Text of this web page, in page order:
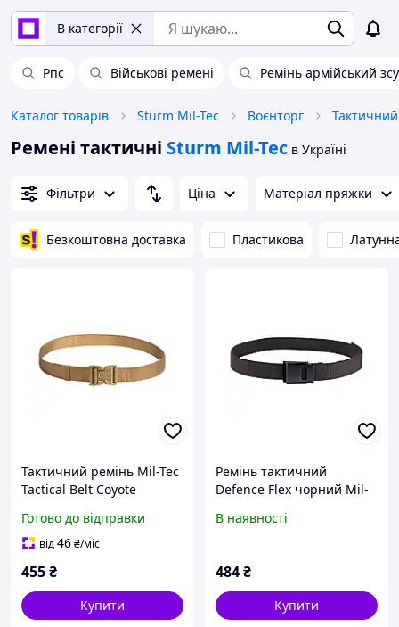
В категорії
Рпс Військові ремені Ремінь армійський зсу
Каталог товарів Sturm Mil-Tec Воєнторг Тактичний
Ремені тактичні Sturm Mil-Tec в Україні
Фільтри Ціна Матеріал пряжки
Безкоштовна доставка Пластикова
Тактичний ремінь Mil-Tec
Tactical Belt Coyote
Готово до відправки
від46₴/міс
455₴
Купити
Ремінь тактичний
Defence Flex чорний Mil-
В наявності
484₴
Купити